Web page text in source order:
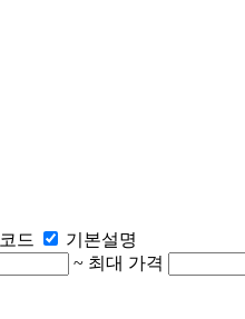
코드
기본설명
~ 최대 가격